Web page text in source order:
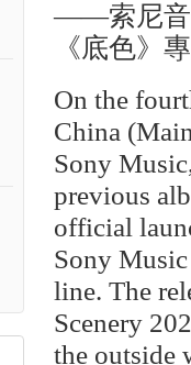
——索尼音
《底色》
On the
China
Sony
previous
official
Sony
line. The
Scenery
the outside